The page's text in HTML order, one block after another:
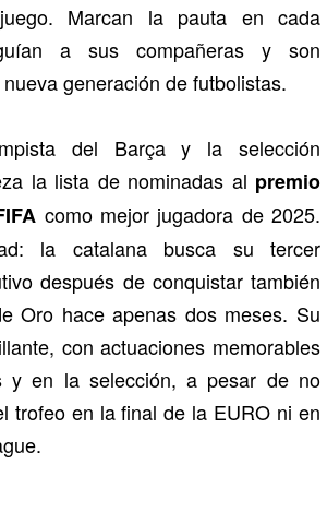
Marcan la pauta en cada
a sus compañeras y son
generación de futbolistas.
del Barça y la selección
la lista de nominadas al premio
como mejor jugadora de 2025.
la catalana busca su tercer
después de conquistar también
Oro hace apenas dos meses. Su
con actuaciones memorables
y en la selección, a pesar de no
trofeo en la final de la EURO ni en